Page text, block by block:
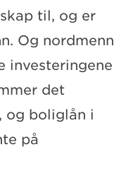
til, og er
Og nordmenn
investeringene
det
og boliglån i
på